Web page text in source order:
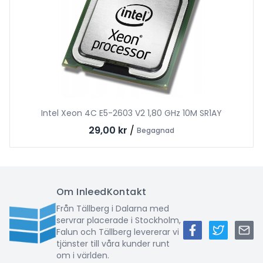
Intel Xeon 4C E5-2603 V2 1,80 GHz 10M SR1AY
29,00 kr / Begagnad
Om InleedKontakt
Från Tällberg i Dalarna med
servrar placerade i Stockholm,
Falun och Tällberg levererar vi
tjänster till våra kunder runt
om i världen.